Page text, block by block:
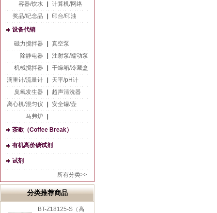
容器/饮水
计算机/网络
奖品/纪念品
印台/印油
设备代销
磁力搅拌器
真空泵
除静电器
注射泵/蠕动泵
机械搅拌器
干燥箱/冷藏盒
滴重计/流量计
天平/pH计
臭氧发生器
超声清洗器
离心机/混匀仪
安全罐/壶
马弗炉
茶歇（Coffee Break）
有机高价碘试剂
试剂
所有分类>>
分类推荐商品
BT-Z18125-S（高